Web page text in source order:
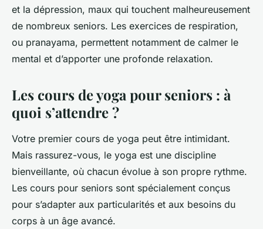
et la dépression, maux qui touchent malheureusement
de nombreux seniors. Les exercices de respiration,
ou pranayama, permettent notamment de calmer le
mental et d’apporter une profonde relaxation.
Les cours de yoga pour seniors : à
quoi s’attendre ?
Votre premier cours de yoga peut être intimidant.
Mais rassurez-vous, le yoga est une discipline
bienveillante, où chacun évolue à son propre rythme.
Les cours pour seniors sont spécialement conçus
pour s’adapter aux particularités et aux besoins du
corps à un âge avancé.